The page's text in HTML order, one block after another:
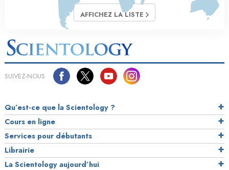
AFFICHEZ LA LISTE
SUIVEZ-NOUS
Qu’est-ce que la Scientology ?
Cours en ligne
Services pour débutants
Librairie
La Scientology aujourd’hui